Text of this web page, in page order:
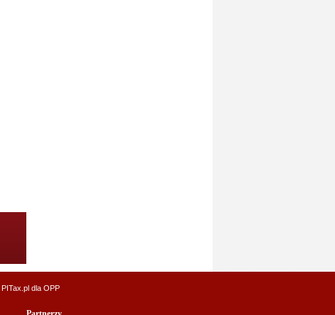
PITax.pl dla OPP